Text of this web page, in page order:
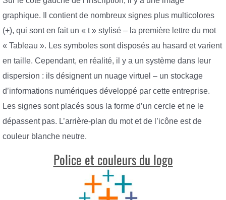
graphique. Il contient de nombreux signes plus multicolores
(+), qui sont en fait un « t » stylisé – la première lettre du mot
« Tableau ». Les symboles sont disposés au hasard et varient
en taille. Cependant, en réalité, il y a un système dans leur
dispersion : ils désignent un nuage virtuel – un stockage
d’informations numériques développé par cette entreprise.
Les signes sont placés sous la forme d’un cercle et ne le
dépassent pas. L’arrière-plan du mot et de l’icône est de
couleur blanche neutre.
Police et couleurs du logo